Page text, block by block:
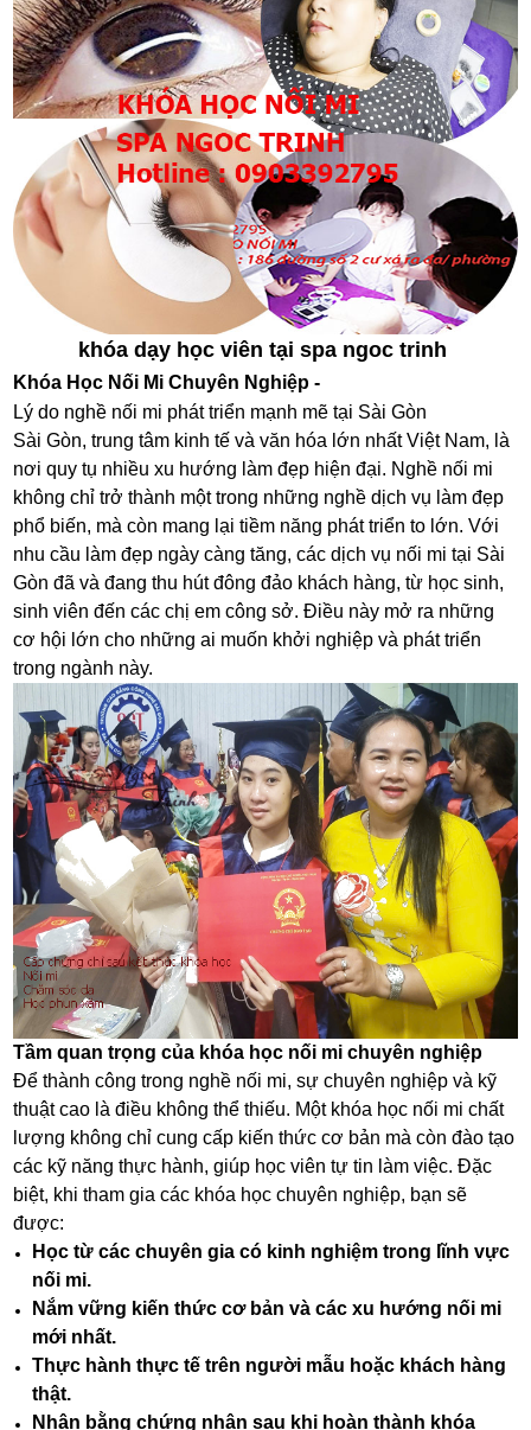
khóa dạy học viên tại spa ngoc trinh
Khóa Học Nối Mi Chuyên Nghiệp -
Lý do nghề nối mi phát triển mạnh mẽ tại Sài Gòn
Sài Gòn, trung tâm kinh tế và văn hóa lớn nhất Việt Nam, là
nơi quy tụ nhiều xu hướng làm đẹp hiện đại. Nghề nối mi
không chỉ trở thành một trong những nghề dịch vụ làm đẹp
phổ biến, mà còn mang lại tiềm năng phát triển to lớn. Với
nhu cầu làm đẹp ngày càng tăng, các dịch vụ nối mi tại Sài
Gòn đã và đang thu hút đông đảo khách hàng, từ học sinh,
sinh viên đến các chị em công sở. Điều này mở ra những
cơ hội lớn cho những ai muốn khởi nghiệp và phát triển
trong ngành này.
Tầm quan trọng của khóa học nối mi chuyên nghiệp
Để thành công trong nghề nối mi, sự chuyên nghiệp và kỹ
thuật cao là điều không thể thiếu. Một khóa học nối mi chất
lượng không chỉ cung cấp kiến thức cơ bản mà còn đào tạo
các kỹ năng thực hành, giúp học viên tự tin làm việc. Đặc
biệt, khi tham gia các khóa học chuyên nghiệp, bạn sẽ
được:
Học từ các chuyên gia có kinh nghiệm trong lĩnh vực
nối mi.
Nắm vững kiến thức cơ bản và các xu hướng nối mi
mới nhất.
Thực hành thực tế trên người mẫu hoặc khách hàng
thật.
Nhận bằng chứng nhận sau khi hoàn thành khóa